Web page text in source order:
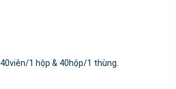
40viên/1 hộp & 40hộp/1 thùng.